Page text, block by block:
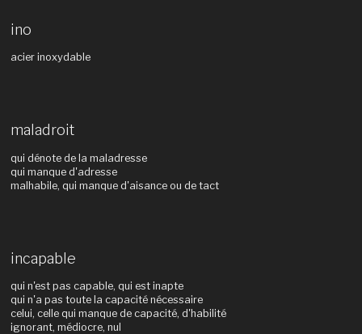
ino
acier inoxydable
maladroit
qui dénote de la maladresse
qui manque d'adresse
malhabile, qui manque d'aisance ou de tact
incapable
qui n'est pas capable, qui est inapte
qui n'a pas toute la capacité nécessaire
celui, celle qui manque de capacité, d'habilité
ignorant, médiocre, nul